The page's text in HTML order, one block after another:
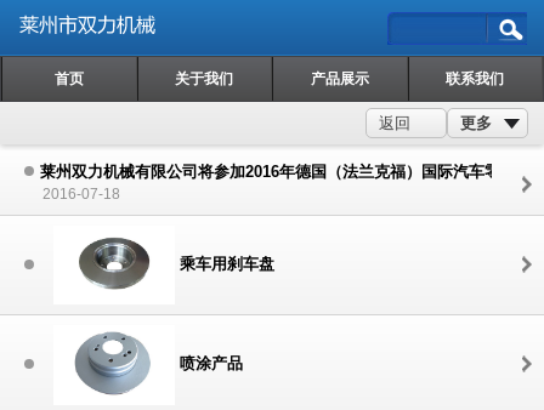
首页 关于我们 产品展示 联系我们
更多
返回
莱州双力机械有限公司将参加2016年德国（法兰克福）国际汽车零配件
2016-07-18
乘车用刹车盘
喷涂产品